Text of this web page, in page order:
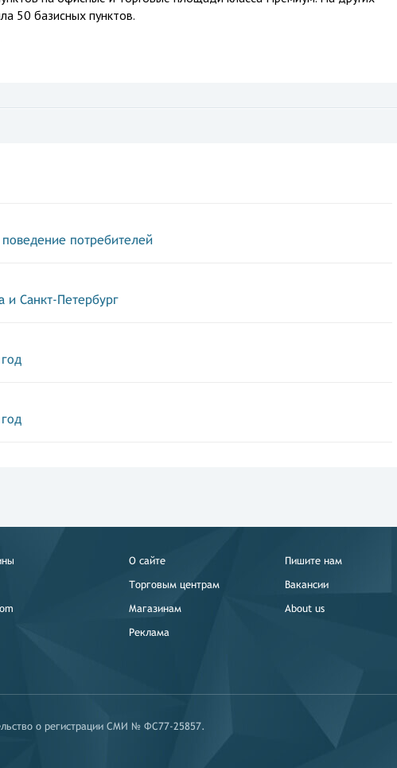
50 базисных пунктов.
потребителей
и Санкт-Петербург
О сайте
Торговым центрам
Магазинам
Реклама
Пишите нам
Вакансии
About us
о регистрации СМИ № ФС77-25857.